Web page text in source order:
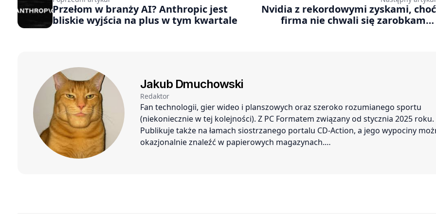
Przełom w branży AI? Anthropic jest
bliskie wyjścia na plus w tym kwartale
Nvidia z rekordowymi zyskami, choć
firma nie chwali się zarobkami z
Jakub Dmuchowski
Redaktor
Fan technologii, gier wideo i planszowych oraz szeroko rozumianego sportu
(niekoniecznie w tej kolejności). Z PC Formatem związany od stycznia 2025 roku.
Publikuje także na łamach siostrzanego portalu CD-Action, a jego wypociny
okazjonalnie znaleźć w papierowych magazynach.…